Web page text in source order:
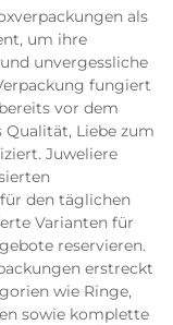
als
um ihre
unvergessliche
fungiert
vor dem
Liebe zum
Juweliere
den täglichen
Varianten für
reservieren.
erstreckt
wie Ringe,
sowie komplette